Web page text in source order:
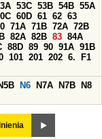
53C 53B 54B 55A
60D 61 62 63
71A 71B 72A 72B
82A 82B 83 84A
88D 89 90 91A 91B
101 201 202 6.
F1
N6 N7A N7B
N8